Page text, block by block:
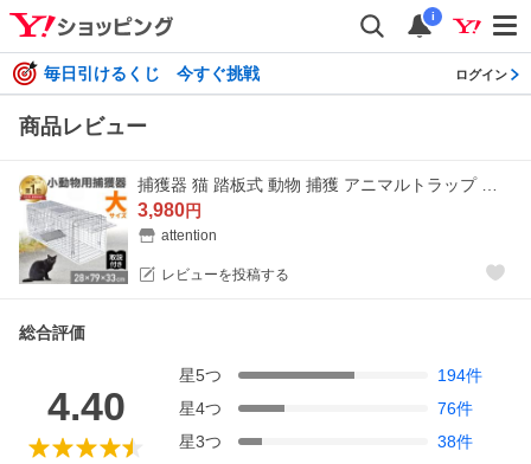
i
毎日引けるくじ 今すぐ挑戦 ログイン
商品レビュー
3,980円
attention
レビューを投稿する
総合評価
4.40
星5つ 194件
星4つ 76件
星3つ 38件